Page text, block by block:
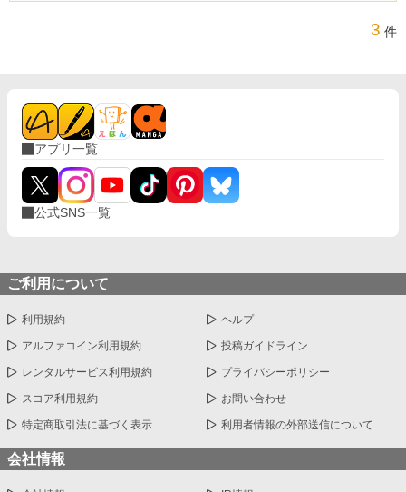
3 件
アプリ一覧
公式SNS一覧
ご利用について
利用規約 ヘルプ
アルファコイン利用規約 投稿ガイドライン
レンタルサービス利用規約 プライバシーポリシー
スコア利用規約 お問い合わせ
特定商取引法に基づく表示 利用者情報の外部送信について
会社情報